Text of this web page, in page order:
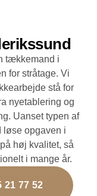
tækkemand i
for stråtage. Vi
stå for
nyetablering og
Uanset typen af
opgaven i
høj kvalitet, så
i mange år.
21 77 52